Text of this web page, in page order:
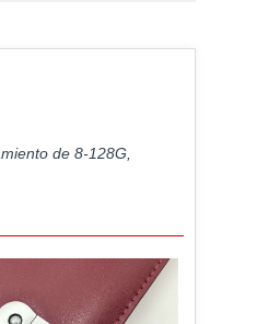
de 8-128G,